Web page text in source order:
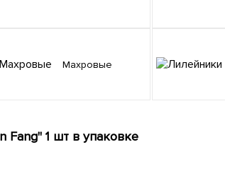
Махровые
Fang" 1 шт в упаковке